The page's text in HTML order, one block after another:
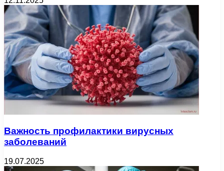
Важность профилактики вирусных
заболеваний
19.07.2025